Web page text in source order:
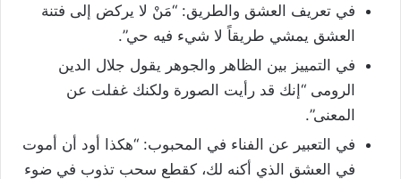
في تعريف العشق والطريق: “مَنْ لا يركض إلى فتنة
العشق يمشي طريقاً لا شيء فيه حي”.
في التمييز بين الظاهر والجوهر يقول جلال الدين
الرومى “إنك قد رأيت الصورة ولكنك غفلت عن
المعنى”.
في التعبير عن الفناء في المحبوب: “هكذا أود أن أموت
في العشق الذي أكنه لك، كقطع سحب تذوب في ضوء